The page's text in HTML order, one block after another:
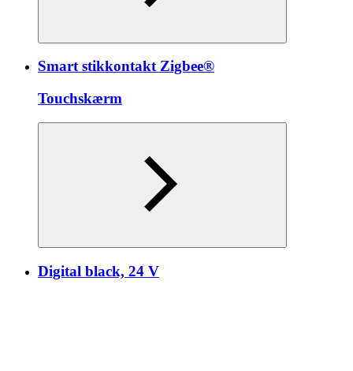
Smart stikkontakt Zigbee®
Touchskærm
Digital black, 24 V